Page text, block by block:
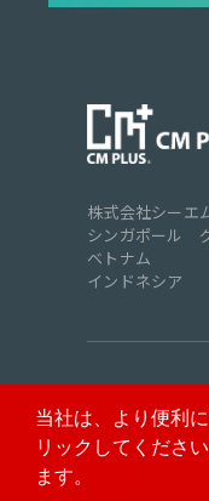
株式会社シーエ
シンガポール
ベトナム
インドネシア
当社は、より便利
リックしてくださ
ます。